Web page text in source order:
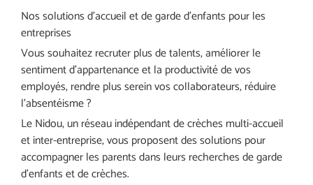
Nos solutions d’accueil et de garde d’enfants pour les
entreprises
Vous souhaitez recruter plus de talents, améliorer le
sentiment d’appartenance et la productivité de vos
employés, rendre plus serein vos collaborateurs, réduire
l’absentéisme ?
Le Nidou, un réseau indépendant de crèches multi-accueil
et inter-entreprise, vous proposent des solutions pour
accompagner les parents dans leurs recherches de garde
d’enfants et de crèches.